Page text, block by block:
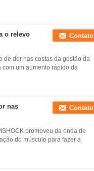
o relevo
Contato
de dor nas costas da gestão da
um aumento rápido da
nas
Contato
promoveu da onda de
do músculo para fazer a